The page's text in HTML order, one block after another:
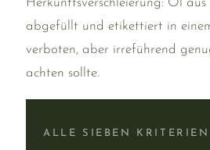
Herkunftsverschleierung: Öl
abgefüllt und etikettiert in
verboten, aber irreführend
achten sollte.
ALLE SIEBEN KRITERIEN